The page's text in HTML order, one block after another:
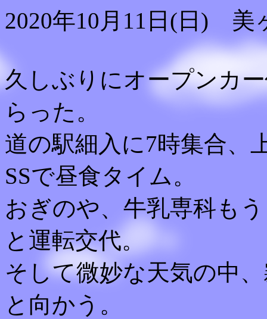
2020年10月11日(日) 美
久しぶりにオープンカ
らった。
道の駅細入に7時集合、
SSで昼食タイム。
おぎのや、牛乳専科も
と運転交代。
そして微妙な天気の中
と向かう。